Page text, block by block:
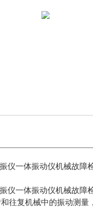
仪一体振动仪机械故障
仪一体振动仪机械故障
往复机械中的振动测